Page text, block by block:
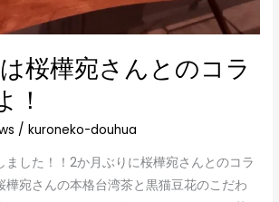
桜樺宛さんとのコラ
！
/kuroneko-douhua
ました！！2か月ぶりに桜樺宛さんとのコラ
樺宛さんの本格台湾茶と黒猫豆花のこだわ